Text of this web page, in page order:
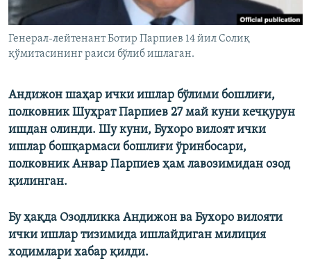
Генерал-лейтенант Ботир Парпиев 14 йил Солиқ
қўмитасининг раиси бўлиб ишлаган.
Андижон шаҳар ички ишлар бўлими бошлиғи,
полковник Шуҳрат Парпиев 27 май куни кечқурун
ишдан олинди. Шу куни, Бухоро вилоят ички
ишлар бошқармаси бошлиғи ўринбосари,
полковник Анвар Парпиев ҳам лавозимидан озод
қилинган.
Бу ҳақда Озодликка Андижон ва Бухоро вилояти
ички ишлар тизимида ишлайдиган милиция
ходимлари хабар қилди.